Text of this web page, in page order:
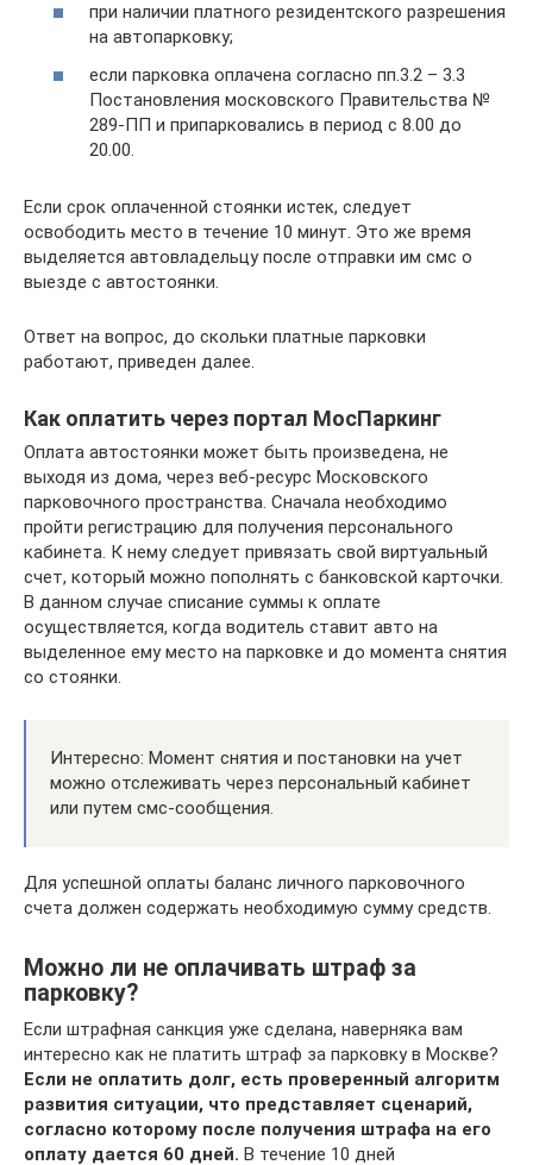
при наличии платного резидентского разрешения
на автопарковку;
если парковка оплачена согласно пп.3.2 – 3.3
Постановления московского Правительства №
289-ПП и припарковались в период с 8.00 до
20.00.
Если срок оплаченной стоянки истек, следует
освободить место в течение 10 минут. Это же время
выделяется автовладельцу после отправки им смс о
выезде с автостоянки.
Ответ на вопрос, до скольки платные парковки
работают, приведен далее.
Как оплатить через портал МосПаркинг
Оплата автостоянки может быть произведена, не
выходя из дома, через веб-ресурс Московского
парковочного пространства. Сначала необходимо
пройти регистрацию для получения персонального
кабинета. К нему следует привязать свой виртуальный
счет, который можно пополнять с банковской карточки.
В данном случае списание суммы к оплате
осуществляется, когда водитель ставит авто на
выделенное ему место на парковке и до момента снятия
со стоянки.
Интересно: Момент снятия и постановки на учет
можно отслеживать через персональный кабинет
или путем смс-сообщения.
Для успешной оплаты баланс личного парковочного
счета должен содержать необходимую сумму средств.
Можно ли не оплачивать штраф за
парковку?
Если штрафная санкция уже сделана, наверняка вам
интересно как не платить штраф за парковку в Москве?
Если не оплатить долг, есть проверенный алгоритм
развития ситуации, что представляет сценарий,
согласно которому после получения штрафа на его
оплату дается 60 дней. В течение 10 дней